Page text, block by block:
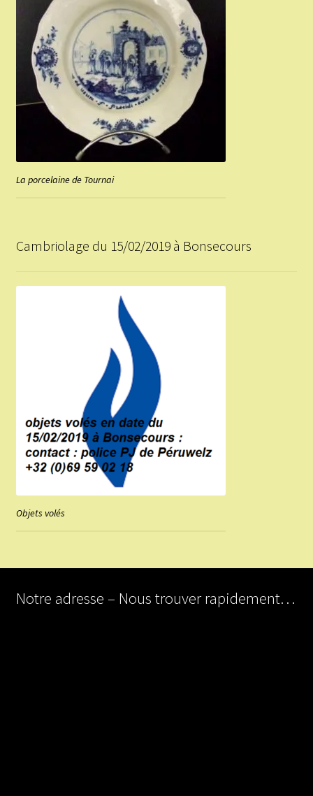
La porcelaine de Tournai
Cambriolage du 15/02/2019 à Bonsecours
Objets volés
Notre adresse – Nous trouver rapidement…